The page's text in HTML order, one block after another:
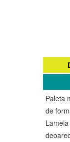
Paleta
de